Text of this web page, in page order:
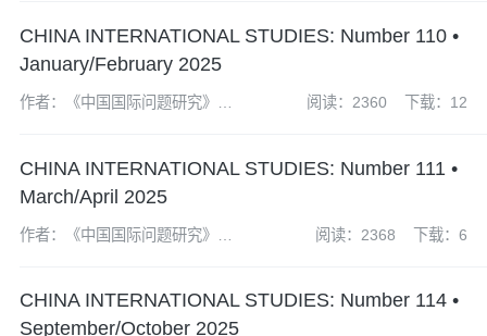
CHINA INTERNATIONAL STUDIES: Number 110 •
January/February 2025
作者：《中国国际问题研究》编
阅读：2360 下载：12
CHINA INTERNATIONAL STUDIES: Number 111 •
March/April 2025
作者：《中国国际问题研究》编
阅读：2368 下载：6
CHINA INTERNATIONAL STUDIES: Number 114 •
September/October 2025